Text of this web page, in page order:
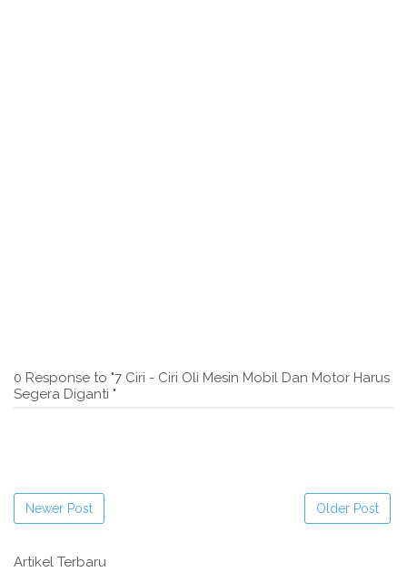
0 Response to "7 Ciri - Ciri Oli Mesin Mobil Dan Motor Harus
Segera Diganti "
Newer Post Older Post
Artikel Terbaru